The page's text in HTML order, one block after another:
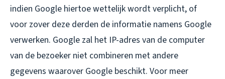
indien Google hiertoe wettelijk wordt verplicht, of
voor zover deze derden de informatie namens Google
verwerken. Google zal het IP-adres van de computer
van de bezoeker niet combineren met andere
gegevens waarover Google beschikt. Voor meer